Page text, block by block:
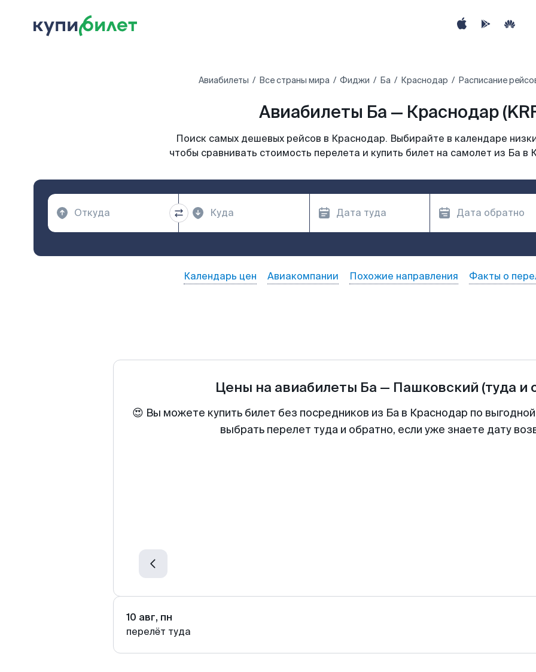
Авиабилеты Все страны мира Фиджи Ба Краснодар Расписание
Авиабилеты Ба — Краснодар
Поиск самых дешевых рейсов в Краснодар. Выбирайте в календаре
чтобы сравнивать стоимость перелета и купить билет на самолет из Ба в
Календарь цен Авиакомпании Похожие направления Факты о
Цены на авиабилеты Ба — Пашковский (туда и
😍 Вы можете купить билет без посредников из Ба в Краснодар по
выбрать перелет туда и обратно, если уже знаете дату
10 авг, пн
перелёт туда